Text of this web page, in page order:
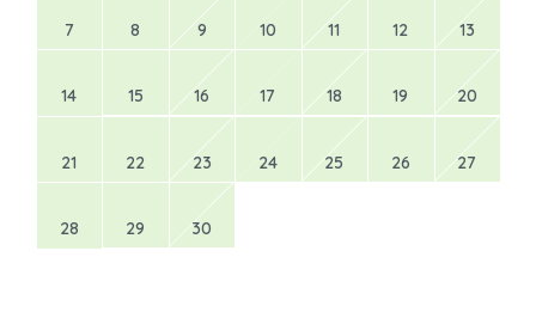
7 8 9 10 11 12 13
14 15 16 17 18 19 20
21 22 23 24 25 26 27
28 29 30